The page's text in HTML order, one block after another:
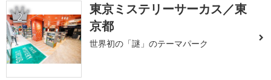
2
東京ミステリーサーカス／東
京都
世界初の「謎」のテーマパーク